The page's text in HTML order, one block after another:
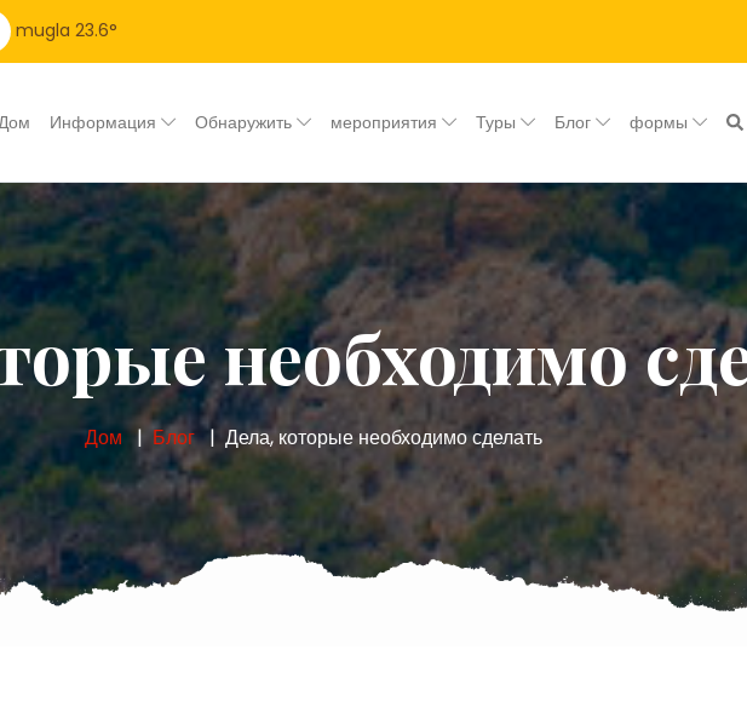
mugla 23.6°
Информация Обнаружить мероприятия Туры Блог формы
необходимо
Дом Блог Дела, которые необходимо сделать